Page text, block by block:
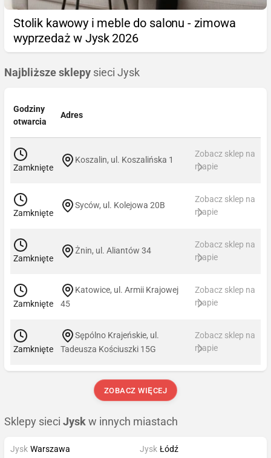
Stolik kawowy i meble do salonu - zimowa
wyprzedaż w Jysk 2026
Najbliższe sklepy sieci Jysk
Godziny
otwarcia
Adres
Zamknięte
Koszalin, ul. Koszalińska 1
Zobacz sklep na
mapie
Zamknięte
Syców, ul. Kolejowa 20B
Zobacz sklep na
mapie
Zamknięte
Żnin, ul. Aliantów 34
Zobacz sklep na
mapie
Zamknięte
Katowice, ul. Armii Krajowej
45
Zobacz sklep na
mapie
Zamknięte
Sępólno Krajeńskie, ul.
Tadeusza Kościuszki 15G
Zobacz sklep na
mapie
ZOBACZ WIĘCEJ
Sklepy sieci Jysk w innych miastach
Jysk Warszawa
Jysk Łódź